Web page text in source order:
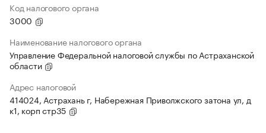
Код налогового органа
3000
Наименование налогового органа
Управление Федеральной налоговой службы по Астраханской
области
Адрес налоговой
414024, Астрахань г, Набережная Приволжского затона ул, д
к1, корп стр35